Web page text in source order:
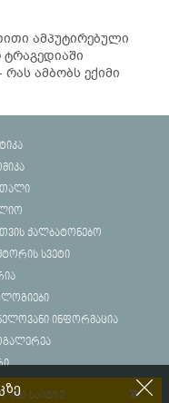
ამპუტირებული
ამბობს ექიმი
ქალბატონებო
სვეტი
ინფორმაცია
საიტზე